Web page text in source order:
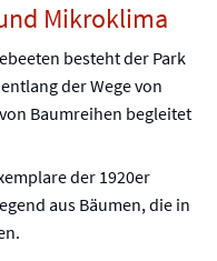
Mikroklima
besteht der Park
der Wege von
Baumreihen begleitet
der 1920er
aus Bäumen, die in